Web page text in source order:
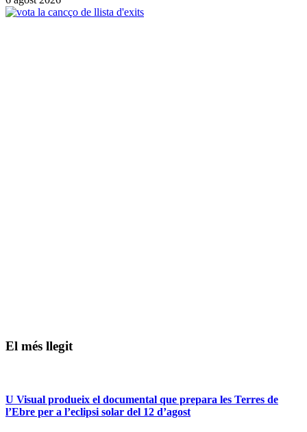
El més llegit
U Visual produeix el documental que prepara les Terres de
l’Ebre per a l’eclipsi solar del 12 d’agost